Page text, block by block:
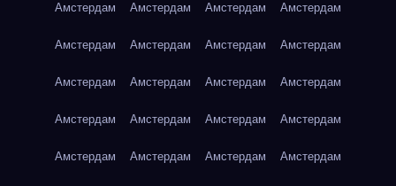
Амстердам Амстердам Амстердам Амстердам
Амстердам Амстердам Амстердам Амстердам
Амстердам Амстердам Амстердам Амстердам
Амстердам Амстердам Амстердам Амстердам
Амстердам Амстердам Амстердам Амстердам